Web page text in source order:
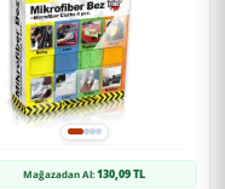
Mağazadan Al:130,09 TL